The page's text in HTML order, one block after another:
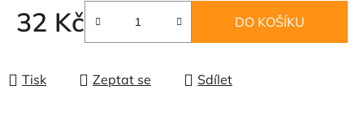
32 Kč
Měrná cena:
DO KOŠÍKU
Tisk Zeptat se Sdílet